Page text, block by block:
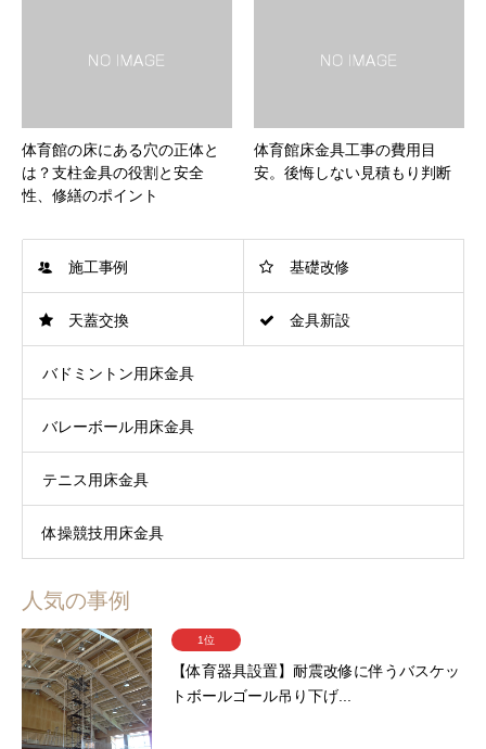
体育館の床にある穴の正体と
は？支柱金具の役割と安全
性、修繕のポイント
体育館床金具工事の費用目
安。後悔しない見積もり判断
施工事例 基礎改修
天蓋交換 金具新設
バドミントン用床金具
バレーボール用床金具
テニス用床金具
体操競技用床金具
人気の事例
1位
【体育器具設置】耐震改修に伴うバスケッ
トボールゴール吊り下げ...